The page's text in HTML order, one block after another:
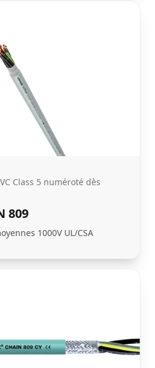
Class 5 numéroté dès
809
1000V UL/CSA